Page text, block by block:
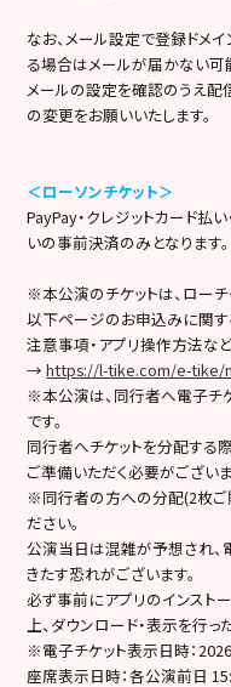
なお、メール設定で登録ドメ
る場合はメールが届かない可
メールの設定を確認のうえ配
の変更をお願いいたします。
＜ローソンチケット＞
PayPay・クレジットカード払
いの事前決済のみとなります。
※本公演のチケットは、ローチ
以下ページのお申込みに関す
注意事項・アプリ操作方法な
→https://l-tike.com/e-tike/
※本公演は、同行者へ電子チ
です。
同行者へチケットを分配する
ご準備いただく必要がございま
※同行者の方への分配(2枚ご
ださい。
公演当日は混雑が予想され
きたす恐れがございます。
必ず事前にアプリのインスト
上、ダウンロード・表示を行っ
※電子チケット表示日時：
座席表示日時：各公演前日